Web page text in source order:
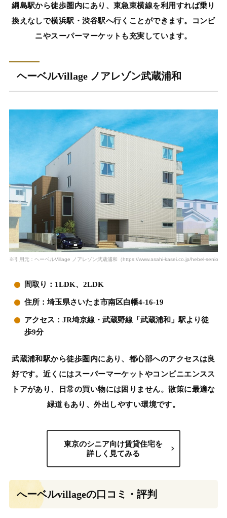
綱島駅から徒歩圏内にあり、東急東横線を利用すれば乗り
換えなしで横浜駅・渋谷駅へ行くことができます。コンビ
ニやスーパーマーケットも充実しています。
ヘーベルVillage ノアレゾン武蔵浦和
※引用元：ヘーベルVillage ノアレゾン武蔵浦和（https://www.asahi-kasei.co.jp/hebel-senior/
間取り：1LDK、2LDK
住所：埼玉県さいたま市南区白幡4-16-19
アクセス：JR埼京線・武蔵野線「武蔵浦和」駅より徒
歩9分
武蔵浦和駅から徒歩圏内にあり、都心部へのアクセスは良
好です。近くにはスーパーマーケットやコンビニエンスス
トアがあり、日常の買い物には困りません。散策に最適な
緑道もあり、外出しやすい環境です。
東京のシニア向け賃貸住宅を
詳しく見てみる
へーベルvillageの口コミ・評判